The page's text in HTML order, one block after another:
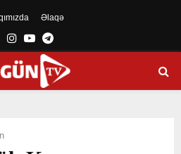
Əlaqə
Instagram
YoutubeTelegram